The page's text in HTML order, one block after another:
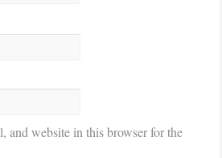
and website in this browser for the